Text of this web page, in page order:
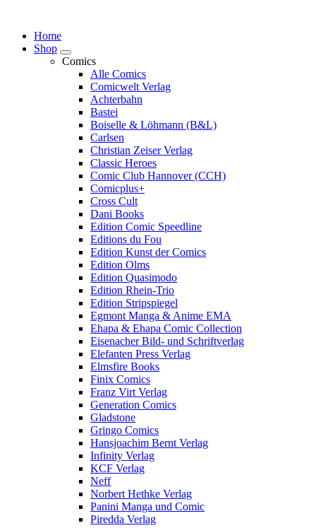
Inhalt
Home
Shop
Comics
Alle Comics
Comicwelt Verlag
Achterbahn
Bastei
Boiselle & Löhmann (B&L)
Carlsen
Christian Zeiser Verlag
Classic Heroes
Comic Club Hannover (CCH)
Comicplus+
Cross Cult
Dani Books
Edition Comic Speedline
Editions du Fou
Edition Kunst der Comics
Edition Olms
Edition Quasimodo
Edition Rhein-Trio
Edition Stripspiegel
Egmont Manga & Anime EMA
Ehapa & Ehapa Comic Collection
Eisenacher Bild- und Schriftverlag
Elefanten Press Verlag
Elmsfire Books
Finix Comics
Franz Virt Verlag
Generation Comics
Gladstone
Gringo Comics
Hansjoachim Bernt Verlag
Infinity Verlag
KCF Verlag
Neff
Norbert Hethke Verlag
Panini Manga und Comic
Piredda Verlag